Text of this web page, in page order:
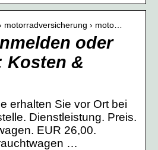
motorradversicherung › moto…
oder
Kosten &
erhalten Sie vor Ort bei
Dienstleistung. Preis.
EUR 26,00.
…